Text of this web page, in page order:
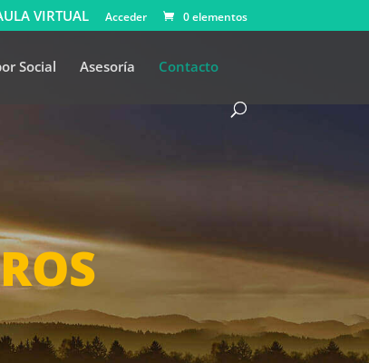
VIRTUAL Acceder 0 elementos
Social Asesoría Contacto